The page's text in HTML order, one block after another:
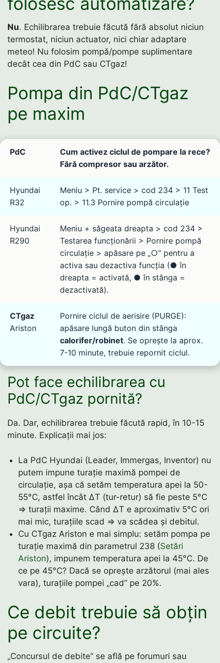
Nu. Echilibrarea trebuie făcută fără absolut niciun
termostat, niciun actuator, nici chiar adaptare
meteo! Nu folosim pompă/pompe suplimentare
decât cea din PdC sau CTgaz!
Pompa din PdC/CTgaz
pe maxim
PdC
Cum activez ciclul de pompare la rece?
Fără compresor sau arzător.
Hyundai
R32
Meniu > Pt. service > cod 234 > 11 Test
op. > 11.3 Pornire pompă circulație
Hyundai
R290
Meniu + săgeata dreapta > cod 234 >
Testarea funcționării > Pornire pompă
circulație > apăsare pe „○” pentru a
activa sau dezactiva funcția (● în
dreapta = activată, ● în stânga =
dezactivată).
CTgaz
Ariston
Pornire ciclul de aerisire (PURGE):
apăsare lungă buton din stânga
calorifer/robinet. Se oprește la aprox.
7-10 minute, trebuie repornit ciclul.
Pot face echilibrarea cu
PdC/CTgaz pornită?
Da. Dar, echilibrarea trebuie făcută rapid, în 10-15
minute. Explicații mai jos:
La PdC Hyundai (Leader, Immergas, Inventor) nu
putem impune turație maximă pompei de
circulație, așa că setăm temperatura apei la 50-
55°C, astfel încât ΔT (tur-retur) să fie peste 5°C
⇒ turații maxime. Când ΔT e aproximativ 5°C ori
mai mic, turațiile scad ⇒ va scădea și debitul.
Cu CTgaz Ariston e mai simplu: setăm pompa pe
turație maximă din parametrul 238 (Setări
Ariston), impunem temperatura apei la 45°C. De
ce pe 45°C? Dacă se oprește arzătorul (mai ales
vara), turațiile pompei „cad” pe 20%.
Ce debit trebuie să obțin
pe circuite?
„Concursul de debite” se află pe forumuri sau